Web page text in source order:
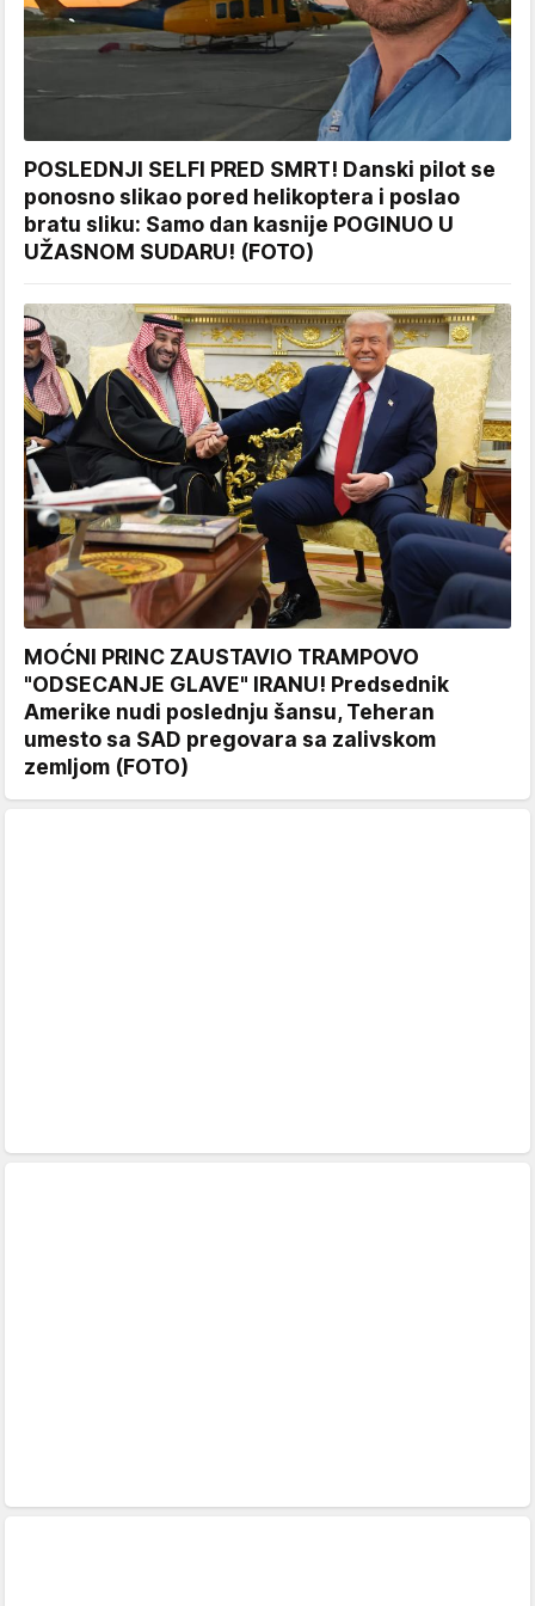
POSLEDNJI SELFI PRED SMRT! Danski pilot se
ponosno slikao pored helikoptera i poslao
bratu sliku: Samo dan kasnije POGINUO U
UŽASNOM SUDARU! (FOTO)
MOĆNI PRINC ZAUSTAVIO TRAMPOVO
"ODSECANJE GLAVE" IRANU! Predsednik
Amerike nudi poslednju šansu, Teheran
umesto sa SAD pregovara sa zalivskom
zemljom (FOTO)